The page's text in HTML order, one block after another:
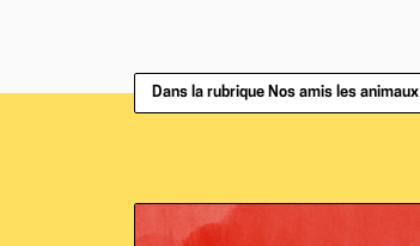
Dans la rubrique Nos amis les animaux